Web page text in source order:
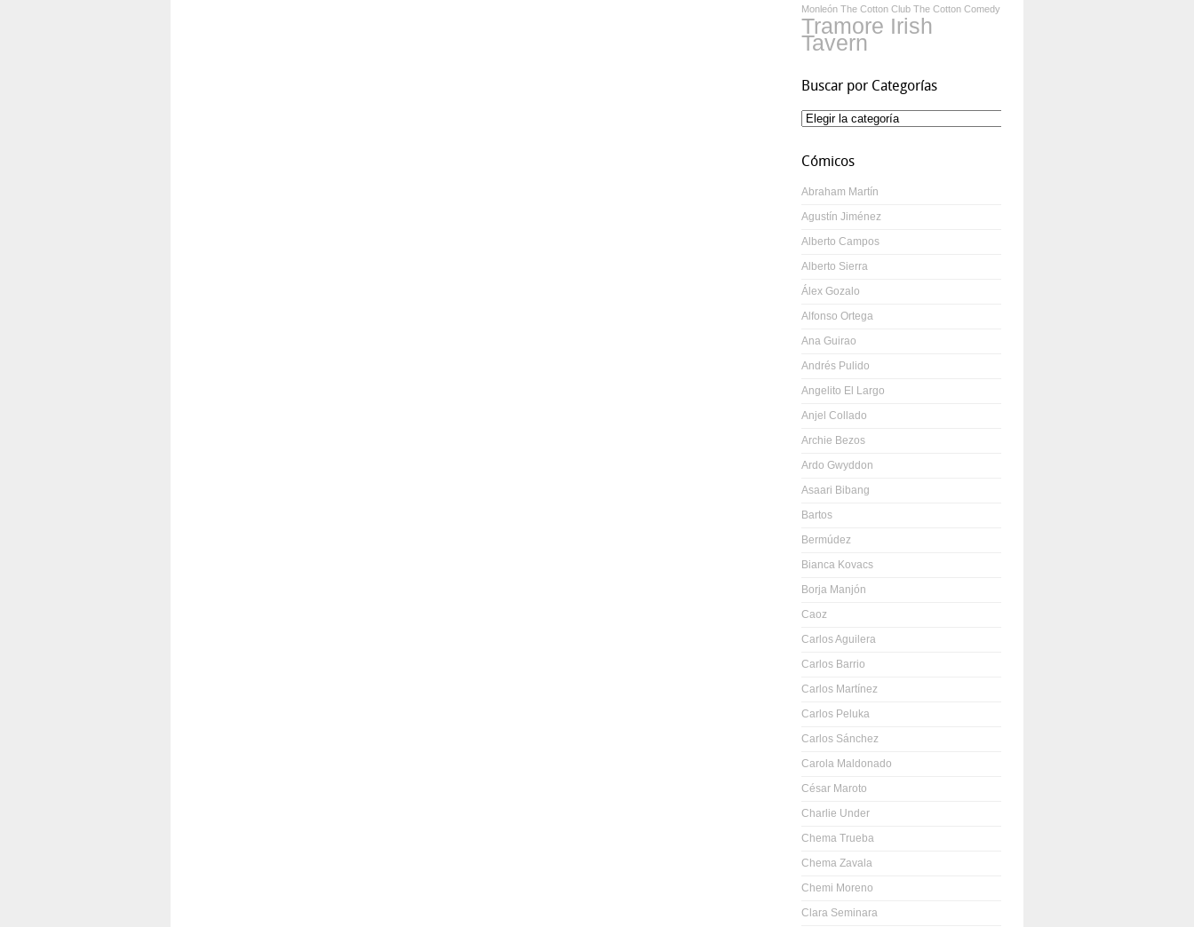
Monleón The Cotton Club The Cotton Comedy
Tramore Irish
Tavern
Buscar por Categorías
Buscar
Cómicos
Abraham Martín
Agustín Jiménez
Alberto Campos
Alberto Sierra
Álex Gozalo
Alfonso Ortega
Ana Guirao
Andrés Pulido
Angelito El Largo
Anjel Collado
Archie Bezos
Ardo Gwyddon
Asaari Bibang
Bartos
Bermúdez
Bianca Kovacs
Borja Manjón
Caoz
Carlos Aguilera
Carlos Barrio
Carlos Martínez
Carlos Peluka
Carlos Sánchez
Carola Maldonado
César Maroto
Charlie Under
Chema Trueba
Chema Zavala
Chemi Moreno
Clara Seminara